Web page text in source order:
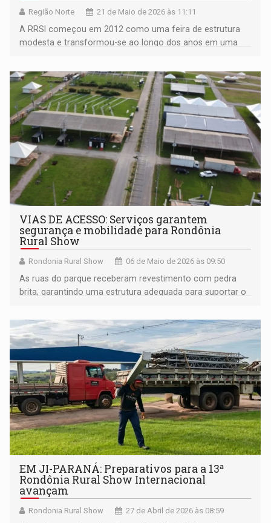
Região Norte 21 de Maio de 2026 às 11:11
A RRSI começou em 2012 como uma feira de estrutura
modesta e transformou-se ao longo dos anos em uma
produtores e investidores de várias regiões do Brasil e do
mundo
VIAS DE ACESSO: Serviços garantem
segurança e mobilidade para Rondônia
Rural Show
Rondonia Rural Show 06 de Maio de 2026 às 09:50
As ruas do parque receberam revestimento com pedra
brita, garantindo uma estrutura adequada para suportar o
EM JI-PARANÁ: Preparativos para a 13ª
Rondônia Rural Show Internacional
avançam
Rondonia Rural Show 27 de Abril de 2026 às 08:59